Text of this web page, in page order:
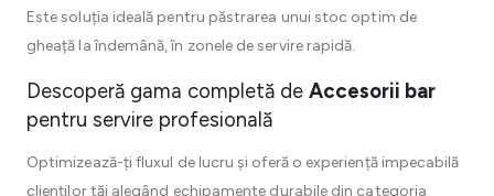
Este soluția ideală pentru păstrarea unui stoc optim de
gheață la îndemână, în zonele de servire rapidă.
Descoperă gama completă de Accesorii bar
pentru servire profesională
Optimizează-ți fluxul de lucru și oferă o experiență impecabilă
clienților tăi alegând echipamente durabile din categoria